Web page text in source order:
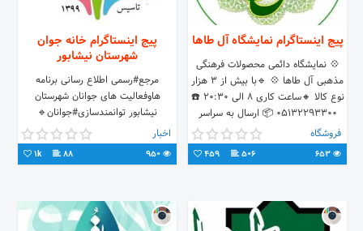
پیج اینستاگرام نمایشگاه آل طاها
💠 نمایشگاه دائمی محصولات فرهنگی
مذهبی آل طاها 💠 🔹با بیش از ۳ هزار
نوع کالا 🔸ساعت کاری ۸ الی ۲۰:۳۰ ☎️
05132293300 📦 ارسال به سراسر
کشور
فروشگاه
506
459
پیج اینستاگرام خانه جوان
شهرستان نیشابور
مرجع#رسمی اطلاع رسانی برنامه
هاوفعالیت های جوانان شهرستان
نیشابور توانمندسازی#جوانان🔹
پرازحس#جوانی🔸 نیشابور_خیابان
کمال_طبقه فوقانی_اداره ورزش وجوانان
اخبار
88
1k